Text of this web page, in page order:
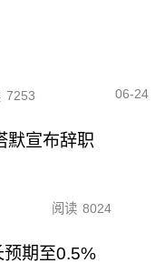
7253 06-24
默宣布辞职
阅读 8024
期至0.5%